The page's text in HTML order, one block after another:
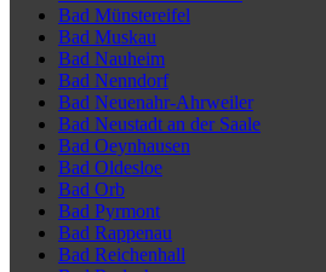
Bad Münstereifel
Bad Muskau
Bad Nauheim
Bad Nenndorf
Bad Neuenahr-Ahrweiler
Bad Neustadt an der Saale
Bad Oeynhausen
Bad Oldesloe
Bad Orb
Bad Pyrmont
Bad Rappenau
Bad Reichenhall